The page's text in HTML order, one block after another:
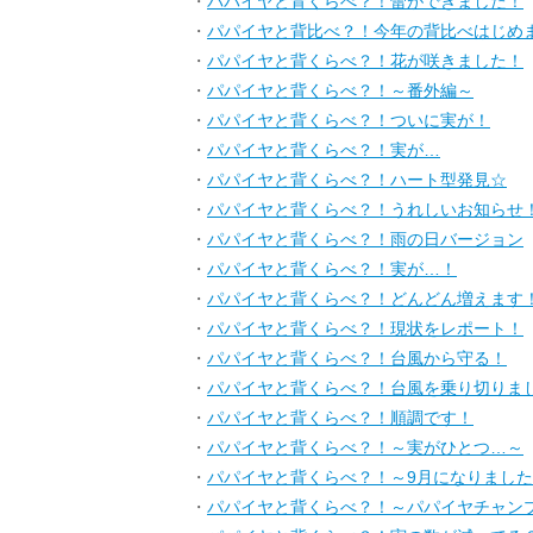
・ パパイヤと背比べ？！今年の背比べはじめ
・ パパイヤと背くらべ？！花が咲きました！
・ パパイヤと背くらべ？！～番外編～
・ パパイヤと背くらべ？！ついに実が！
・ パパイヤと背くらべ？！実が…
・ パパイヤと背くらべ？！ハート型発見☆
・ パパイヤと背くらべ？！うれしいお知らせ！
・ パパイヤと背くらべ？！雨の日バージョン
・ パパイヤと背くらべ？！実が…！
・ パパイヤと背くらべ？！どんどん増えます！
・ パパイヤと背くらべ？！現状をレポート！
・ パパイヤと背くらべ？！台風から守る！
・ パパイヤと背くらべ？！台風を乗り切りま
・ パパイヤと背くらべ？！順調です！
・ パパイヤと背くらべ？！～実がひとつ…～
・ パパイヤと背くらべ？！～9月になりました
・ パパイヤと背くらべ？！～パパイヤチャン